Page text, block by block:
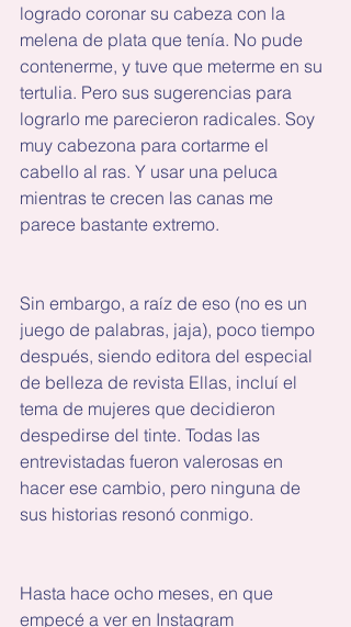
logrado coronar su cabeza con la
melena de plata que tenía. No pude
contenerme, y tuve que meterme en su
tertulia. Pero sus sugerencias para
lograrlo me parecieron radicales. Soy
muy cabezona para cortarme el
cabello al ras. Y usar una peluca
mientras te crecen las canas me
parece bastante extremo.
Sin embargo, a raíz de eso (no es un
juego de palabras, jaja), poco tiempo
después, siendo editora del especial
de belleza de revista Ellas, incluí el
tema de mujeres que decidieron
despedirse del tinte. Todas las
entrevistadas fueron valerosas en
hacer ese cambio, pero ninguna de
sus historias resonó conmigo.
Hasta hace ocho meses, en que
empecé a ver en Instagram